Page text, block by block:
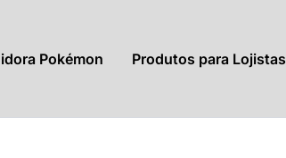
Pokémon Produtos para Lojistas